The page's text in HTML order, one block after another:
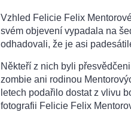
Vzhled Felicie Felix
svém objevení vypadala na
odhadovali, že je asi
Někteří z nich byli
zombie ani rodinou
letech podařilo dostat z vlivu
fotografii Felicie Felix